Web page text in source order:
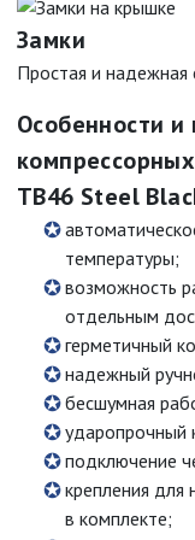
Замки
Простая и надежная
Особенности
TB46 Steel
температуры;
возможность
отдельным
герметичный
надежный
бесшумная
ударопрочный
подключение
крепления для
в комплекте;